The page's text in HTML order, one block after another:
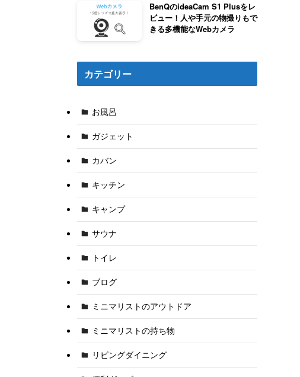
BenQのideaCam S1 Plusをレ
ビュー！人や手元の物撮りもで
きる多機能なWebカメラ
カテゴリー
お風呂
ガジェット
カバン
キッチン
キャンプ
サウナ
トイレ
ブログ
ミニマリストのアウトドア
ミニマリストの持ち物
リビングダイニング